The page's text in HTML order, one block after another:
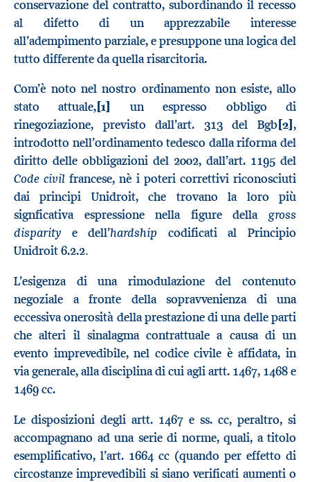
conservazione del contratto, subordinando il recesso
al difetto di un apprezzabile interesse
all’adempimento parziale, e presuppone una logica del
tutto differente da quella risarcitoria.
Com’è noto nel nostro ordinamento non esiste, allo
stato attuale,[1]
un espresso obbligo di
rinegoziazione, previsto dall’art. 313 del Bgb[2],
introdotto nell’ordinamento tedesco dalla riforma del
diritto delle obbligazioni del 2002, dall’art. 1195 del
Code civil francese, nè i poteri correttivi riconosciuti
dai principi Unidroit, che trovano la loro più
signficativa espressione nella figure della gross
disparitye dell’hardship codificati al Principio
Unidroit 6.2.2.
L’esigenza di una rimodulazione del contenuto
negoziale a fronte della sopravvenienza di una
eccessiva onerosità della prestazione di una delle parti
che alteri il sinalagma contrattuale a causa di un
evento imprevedibile, nel codice civile è affidata, in
via generale, alla disciplina di cui agli artt. 1467, 1468 e
1469 cc.
Le disposizioni degli artt. 1467 e ss. cc, peraltro, si
accompagnano ad una serie di norme, quali, a titolo
esemplificativo, l’art. 1664 cc (quando per effetto di
circostanze imprevedibili si siano verificati aumenti o